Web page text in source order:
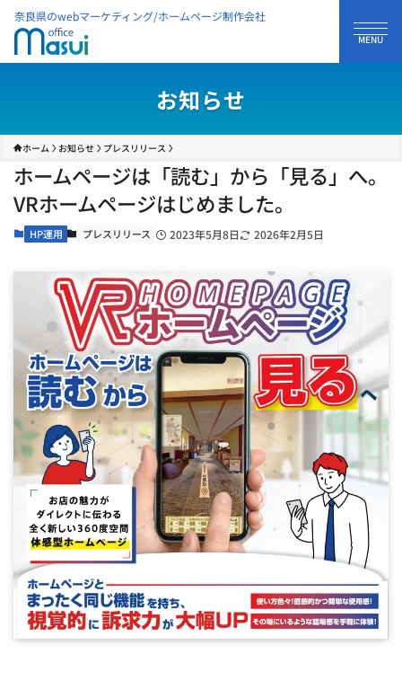
奈良県のwebマーケティング/ホームページ制作会社
お知らせ
ホーム お知らせ プレスリリース
ホームページは「読む」から「見る」へ。
VRホームページはじめました。
HP運用 プレスリリース 2023年5月8日 2026年2月5日